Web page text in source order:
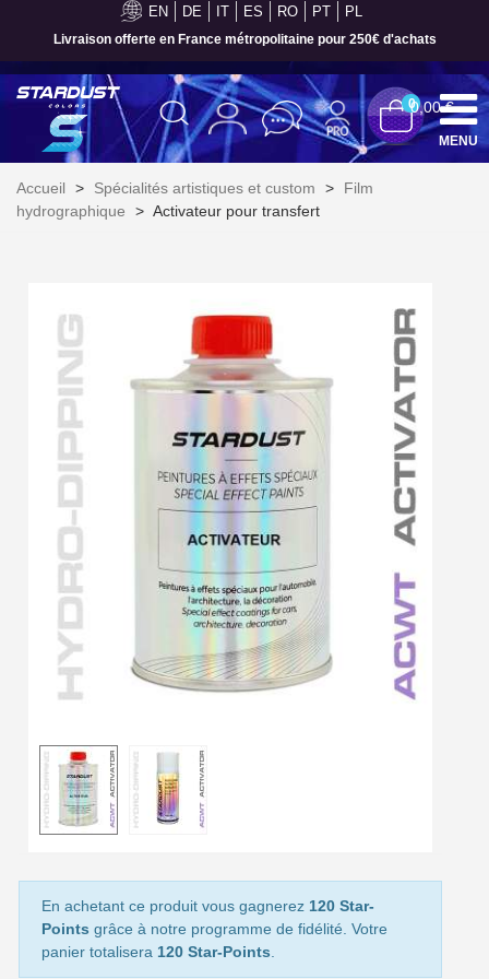
EN DE IT ES RO PT PL
Livraison offerte en France métropolitaine pour 250€ d'achats
Inscription à la newsletter : 5€ de réduction
Livraison sous 24 h en France Métropolitaine
Livraison offerte en France métropolitaine pour 250€ d'achats
Paiement en 4x sans frais dès 30€ d'achats
Votre devis en ligne en moins d'1 minute
Partagez vos créations et obtenez des bons d'achat
Gagnez des points de fidélité à chaque commande
Retour produits sous 14 jours
Réduction de 5€ sur la première commande
10€ de bon d'achat pour chaque parrainage
Livraison sous 24 h en France Métropolitaine
Livraison offerte en France métropolitaine pour 250€ d'achats
00,00 €
MENU
Accueil > Spécialités artistiques et custom >
Film
hydrographique
> Activateur pour transfert
En achetant ce produit vous gagnerez 120 Star-
Points grâce à notre programme de fidélité. Votre
panier totalisera 120 Star-Points